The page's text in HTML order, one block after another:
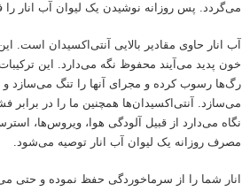
میگردد. پس روزانه نوشیدن یک لیوان آب انار را
آب انار حاوی مقادیر بالایی آنتی اکسیدان است.
خون پدید می آیند محفوظ نگه میدارد. این
رگها رسوب کرده و مجرای آنها را تنگ میسازد و
میسازد. آنتی اکسیدانها همچنین ما را در برابر
نگاه میدارد از قبیل آلودگی هوا، ویروسها،
مصرف روزانه یک لیوان آب انار توصیه میشود.
انار شما را از سرماخوردگی حفظ نموده و حتی